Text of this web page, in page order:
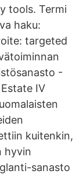
tools. Termi
haku:
targeted
-
IV
kuitenkin,
hyvin
sanasto